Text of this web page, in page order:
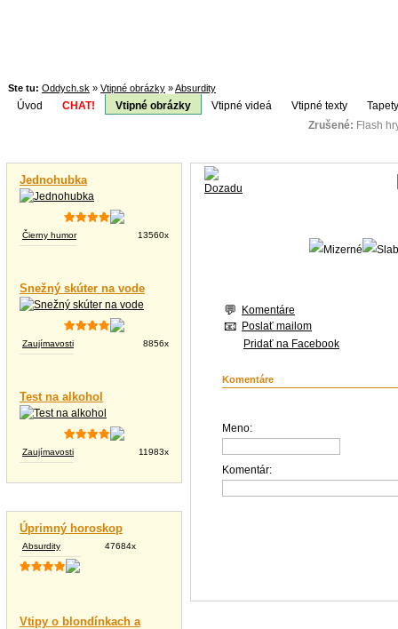
Ste tu: Oddych.sk » Vtipné obrázky »Absurdity
Úvod CHAT! Vtipné obrázky Vtipné videá Vtipné texty
Zrušené: Flash
Jednohubka
Čierny humor 13560x
Snežný skúter na vode
Zaujímavosti 8856x
Test na alkohol
Zaujímavosti 11983x
Úprimný horoskop
Absurdity 47684x
Vtipy o blondínkach a
Komentáre
Poslať mailom
Pridať na Facebook
Komentáre
Meno:
Komentár: